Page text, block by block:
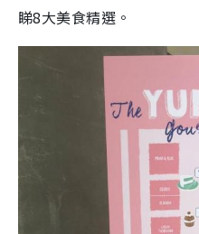
睇8大美食精選。